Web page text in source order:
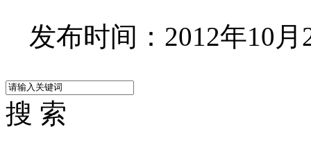
发布时间：2012年10月
搜 索